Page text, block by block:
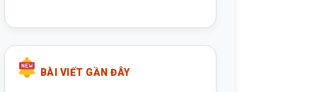
BÀI VIẾT GẦN ĐÂY